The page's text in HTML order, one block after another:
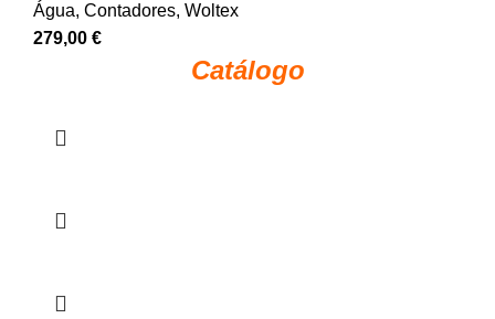
Água, Contadores, Woltex
279,00 €
Catálogo